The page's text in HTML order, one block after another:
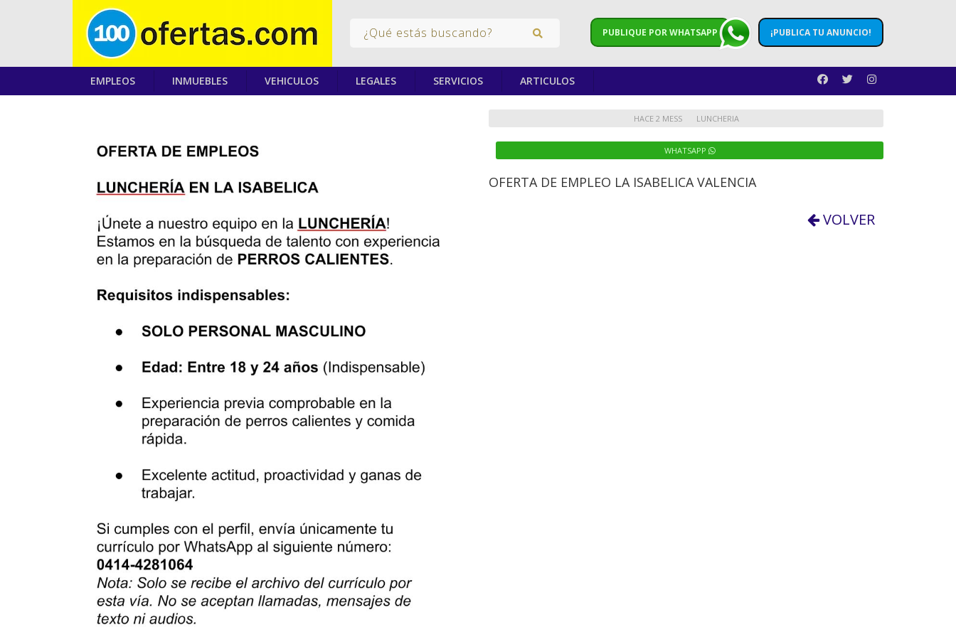
¡PUBLICA TU ANUNCIO!
PUBLIQUE POR WHATSAPP
EMPLEOS INMUEBLES VEHICULOS LEGALES SERVICIOS ARTICULOS
HACE 2 MESS LUNCHERIA
WHATSAPP
OFERTA DE EMPLEO LA ISABELICA VALENCIA
VOLVER